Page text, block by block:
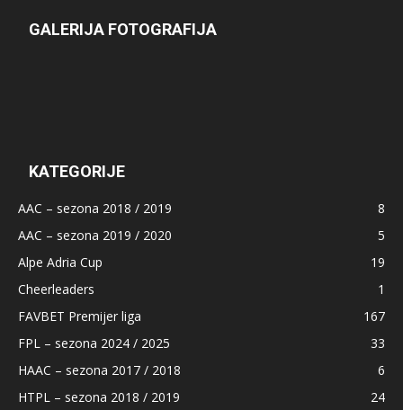
GALERIJA FOTOGRAFIJA
KATEGORIJE
AAC – sezona 2018 / 2019
8
AAC – sezona 2019 / 2020
5
Alpe Adria Cup
19
Cheerleaders
1
FAVBET Premijer liga
167
FPL – sezona 2024 / 2025
33
HAAC – sezona 2017 / 2018
6
HTPL – sezona 2018 / 2019
24